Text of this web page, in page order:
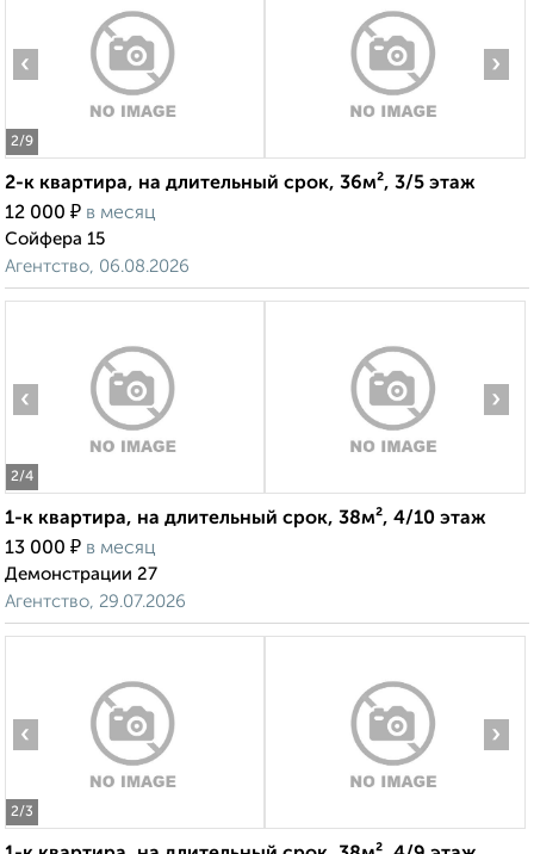
2/9
‹ ›
2-к квартира, на длительный срок, 36м², 3/5 этаж
12 000 ₽ в месяц
Сойфера 15
Агентство, 06.08.2026
2/4
‹ ›
1-к квартира, на длительный срок, 38м², 4/10 этаж
13 000 ₽ в месяц
Демонстрации 27
Агентство, 29.07.2026
2/3
‹ ›